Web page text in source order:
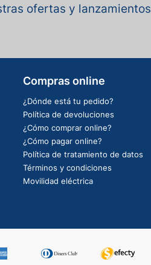
ofertas y lanzamientos
Compras online
¿Dónde está tu pedido?
Política de devoluciones
¿Cómo comprar online?
¿Cómo pagar online?
Política de tratamiento de datos
Términos y condiciones
Movilidad eléctrica